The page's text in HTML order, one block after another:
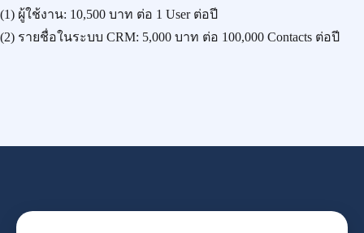
(1) ผู้ใช้งาน: 10,500 บาท ต่อ 1 User ต่อปี
(2) รายชื่อในระบบ CRM: 5,000 บาท ต่อ 100,000 Contacts ต่อปี